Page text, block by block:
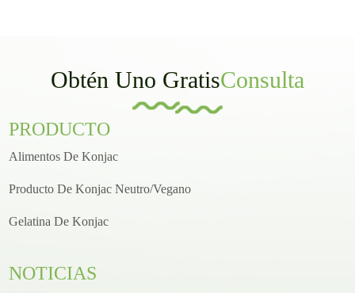
Obtén Uno GratisConsulta
PRODUCTO
Alimentos De Konjac
Producto De Konjac Neutro/vegano
Gelatina De Konjac
NOTICIAS